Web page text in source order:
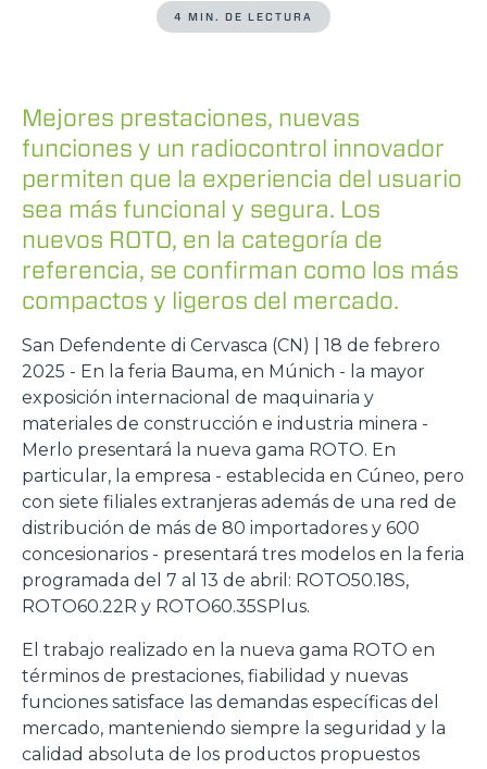
4 MIN. DE LECTURA
Mejores prestaciones, nuevas
funciones y un radiocontrol innovador
permiten que la experiencia del usuario
sea más funcional y segura. Los
nuevos ROTO, en la categoría de
referencia, se confirman como los más
compactos y ligeros del mercado.
San Defendente di Cervasca (CN) | 18 de febrero
2025 - En la feria Bauma, en Múnich - la mayor
exposición internacional de maquinaria y
materiales de construcción e industria minera -
Merlo presentará la nueva gama ROTO. En
particular, la empresa - establecida en Cúneo, pero
con siete filiales extranjeras además de una red de
distribución de más de 80 importadores y 600
concesionarios - presentará tres modelos en la feria
programada del 7 al 13 de abril: ROTO50.18S,
ROTO60.22R y ROTO60.35SPlus.
El trabajo realizado en la nueva gama ROTO en
términos de prestaciones, fiabilidad y nuevas
funciones satisface las demandas específicas del
mercado, manteniendo siempre la seguridad y la
calidad absoluta de los productos propuestos